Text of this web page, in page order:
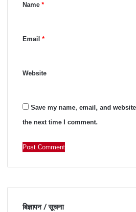
tName *
Email *
Website
Save my name, email, and
the next time I comment.
बिज्ञापन / सूचना